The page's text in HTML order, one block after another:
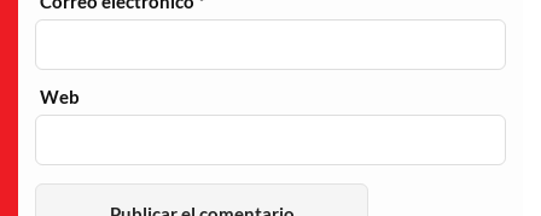
Web